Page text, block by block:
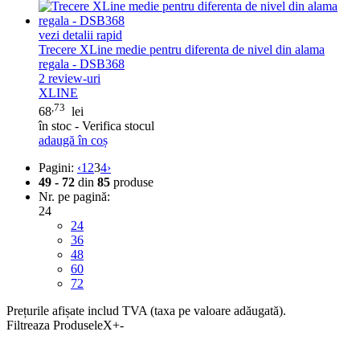
vezi detalii rapid
Trecere XLine medie pentru diferenta de nivel din alama
regala - DSB368
2 review-uri
XLINE
68 ,73 lei
în stoc - Verifica stocul
adaugă în coș
Pagini: ‹1 234›
49 - 72 din 85 produse
Nr. pe pagină:
24
24
36
48
60
72
Prețurile afișate includ TVA (taxa pe valoare adăugată).
Filtreaza ProduseleX+-